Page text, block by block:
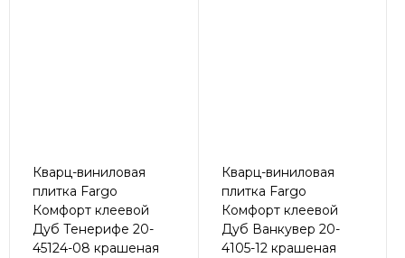
Кварц-виниловая
плитка Fargo
Комфорт клеевой
Дуб Тенерифе 20-
45124-08 крашеная
Кварц-виниловая
плитка Fargo
Комфорт клеевой
Дуб Ванкувер 20-
4105-12 крашеная